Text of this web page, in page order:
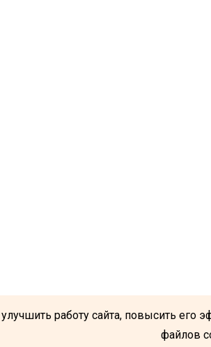
работу сайта, повысить его
файлов